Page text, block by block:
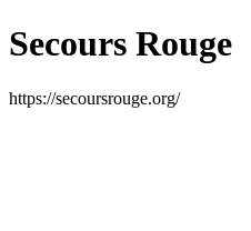
Secours Rouge
https://secoursrouge.org/